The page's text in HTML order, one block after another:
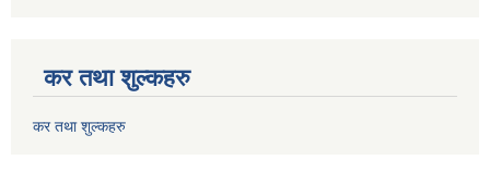
कर तथा शुल्कहरु
कर तथा शुल्कहरु